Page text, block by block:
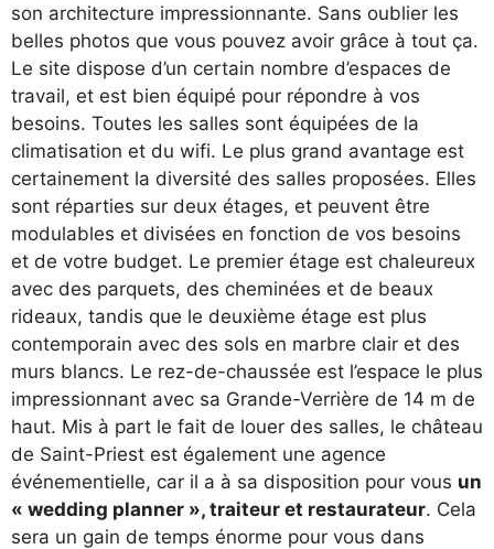
son architecture impressionnante. Sans oublier les
belles photos que vous pouvez avoir grâce à tout ça.
Le site dispose d’un certain nombre d’espaces de
travail, et est bien équipé pour répondre à vos
besoins. Toutes les salles sont équipées de la
climatisation et du wifi. Le plus grand avantage est
certainement la diversité des salles proposées. Elles
sont réparties sur deux étages, et peuvent être
modulables et divisées en fonction de vos besoins
et de votre budget. Le premier étage est chaleureux
avec des parquets, des cheminées et de beaux
rideaux, tandis que le deuxième étage est plus
contemporain avec des sols en marbre clair et des
murs blancs. Le rez-de-chaussée est l’espace le plus
impressionnant avec sa Grande-Verrière de 14 m de
haut. Mis à part le fait de louer des salles, le château
de Saint-Priest est également une agence
événementielle, car il a à sa disposition pour vous un
« wedding planner », traiteur et restaurateur. Cela
sera un gain de temps énorme pour vous dans